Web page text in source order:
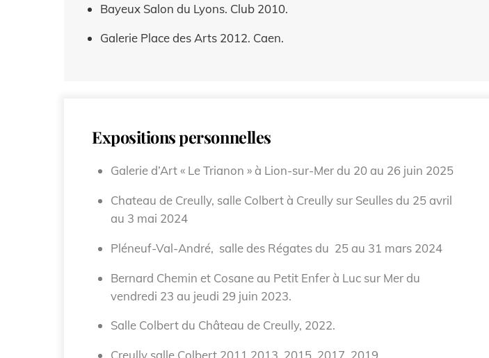
Bayeux Salon du Lyons. Club 2010.
Galerie Place des Arts 2012. Caen.
Expositions personnelles
Galerie d’Art « Le Trianon » à Lion-sur-Mer du 20 au 26 juin 2025
Chateau de Creully, salle Colbert à Creully sur Seulles du 25 avril
au 3 mai 2024
Pléneuf-Val-André, salle des Régates du 25 au 31 mars 2024
Bernard Chemin et Cosane au Petit Enfer à Luc sur Mer du
vendredi 23 au jeudi 29 juin 2023.
Salle Colbert du Château de Creully, 2022.
Creully salle Colbert 2011 2013, 2015, 2017, 2019.